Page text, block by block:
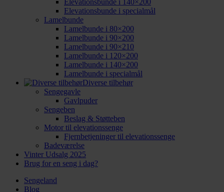
Elevationsbunde i specialmål
Lamelbunde
Lamelbunde i 80×200
Lamelbunde i 90×200
Lamelbunde i 90×210
Lamelbunde i 120×200
Lamelbunde i 140×200
Lamelbunde i specialmål
Diverse tilbehør
Sengegavle
Gavlpuder
Sengeben
Beslag & Støtteben
Motor til elevationssenge
Fjernbetjeninger til elevationssenge
Badeværelse
Vinter Udsalg 2025
Brug for en seng i dag?
Sengeland
Blog